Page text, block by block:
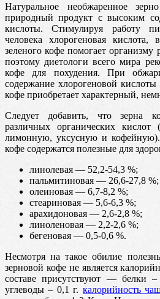
Натуральное необжаренное
природный продукт с высоким
кислоты. Стимулируя работу
человека хлорогеновая кислота,
зеленого кофе помогает
поэтому диетологи всего мира
кофе для похудения. При
содержание хлорогеновой кислоты
кофе приобретает характерный,
Следует добавить, что зерна
различных органических
лимонную, уксусную и
кофе содержатся полезные для
линолевая — 52,2-54,3 %;
пальмитиновая — 26,6-27,8 %;
олеиновая — 6,7-8,2 %;
стеариновая — 5,6-6,3 %;
арахидоновая — 2,6-2,8 %;
линоленовая — 2,2-2,6 %;
бегеновая — 0,5-0,6 %.
Несмотря на такое обилие
зерновой кофе не является
составе присутствуют —
углеводы – 0,1 г. калорийность